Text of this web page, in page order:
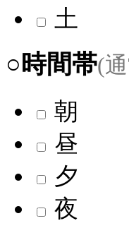
土
○時間帯(
朝
昼
夕
夜